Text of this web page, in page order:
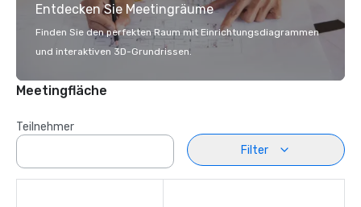
Entdecken Sie Meetingräume
Finden Sie den perfekten Raum mit Einrichtungsdiagrammen
und interaktiven 3D-Grundrissen.
Meetingfläche
Teilnehmer
Filter